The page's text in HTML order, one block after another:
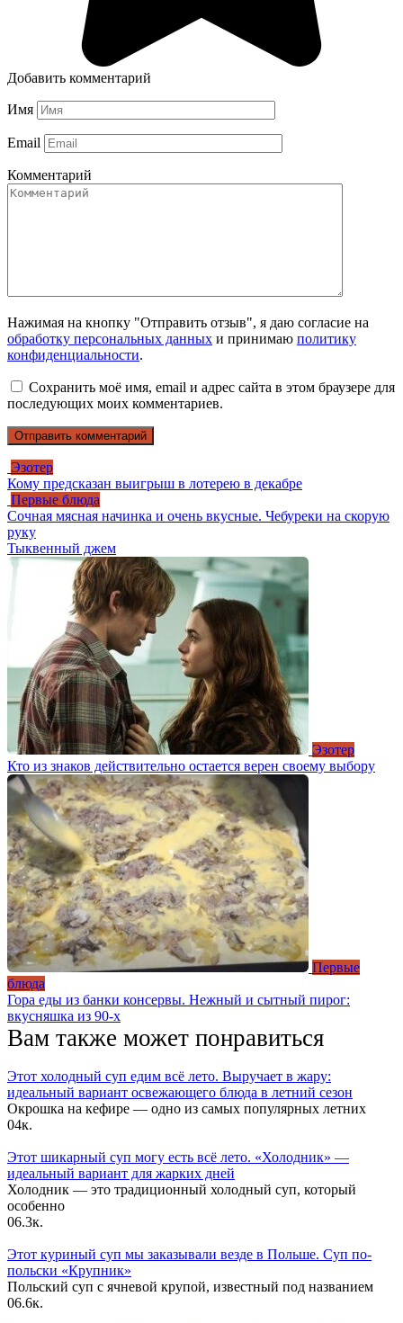
Добавить комментарий
Имя
Email
Комментарий
Нажимая на кнопку "Отправить отзыв", я даю согласие на
обработку персональных данных и принимаю политику
конфиденциальности.
Сохранить моё имя, email и адрес сайта в этом браузере для
последующих моих комментариев.
Эзотер
Кому предсказан выигрыш в лотерею в декабре
Первые блюда
Сочная мясная начинка и очень вкусные. Чебуреки на скорую
руку
Тыквенный джем
Эзотер
Кто из знаков действительно остается верен своему выбору
Первые
блюда
Гора еды из банки консервы. Нежный и сытный пирог:
вкусняшка из 90-х
Вам также может понравиться
Этот холодный суп едим всё лето. Выручает в жару:
идеальный вариант освежающего блюда в летний сезон
Окрошка на кефире — одно из самых популярных летних
04к.
Этот шикарный суп могу есть всё лето. «Холодник» —
идеальный вариант для жарких дней
Холодник — это традиционный холодный суп, который
особенно
06.3к.
Этот куриный суп мы заказывали везде в Польше. Суп по-
польски «Крупник»
Польский суп с ячневой крупой, известный под названием
06.6к.